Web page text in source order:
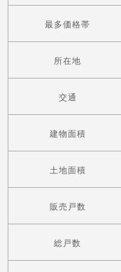
最多価格帯
所在地
交通
建物面積
土地面積
販売戸数
総戸数